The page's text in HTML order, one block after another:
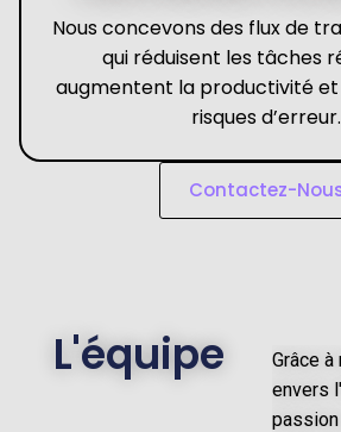
Nous concevons des flux de
qui réduisent les tâches
augmentent la productivité
risques d’erreur.
Contactez-
L'équipe
Grâce
envers